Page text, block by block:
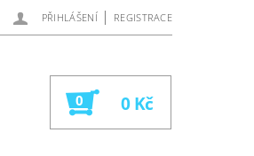
PŘIHLÁŠENÍ | REGISTRACE
0 0 Kč